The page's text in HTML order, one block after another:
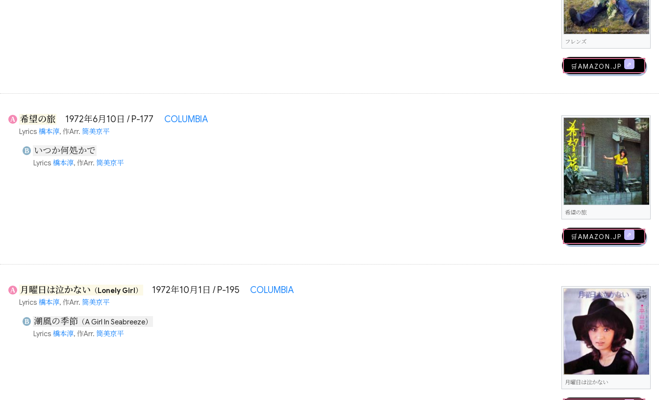
フレンズ
🛒AMAZON.jp
A 希望の旅 1972年6月10日 / P-177 COLUMBIA
Lyrics 橋本淳, 作Arr. 筒美京平
B いつか何処かで
Lyrics 橋本淳, 作Arr. 筒美京平
希望の旅
🛒AMAZON.jp
A 月曜日は泣かない （Lonely Girl） 1972年10月1日 / P-195 COLUMBIA
Lyrics 橋本淳, 作Arr. 筒美京平
B 潮風の季節 （A Girl In Seabreeze）
Lyrics 橋本淳, 作Arr. 筒美京平
月曜日は泣かない